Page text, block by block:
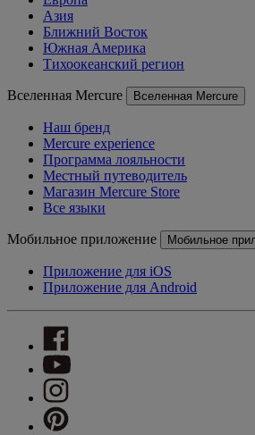
Азия
Ближний Восток
Южная Америка
Тихоокеанский регион
Вселенная Mercure Вселенная Mercure
Наш бренд
Mercure experience
Программа лояльности
Местный путеводитель
Магазин Mercure Store
Все языки
Мобильное приложение Мобильное
Приложение для iOS
Приложение для Android